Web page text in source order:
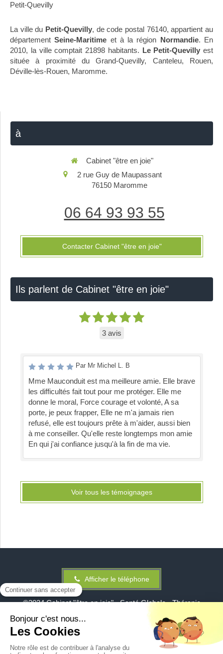
Petit-Quevilly
La ville du Petit-Quevilly, de code postal 76140, appartient au
départementSeine-Maritime et à la région Normandie. En
2010, la ville comptait 21898 habitants. Le Petit-Quevilly est
située à proximité du Grand-Quevilly, Canteleu, Rouen,
Déville-lès-Rouen, Maromme.
à
Cabinet "être en joie"
2 rue Guy de Maupassant
76150 Maromme
06 64 93 93 55
Contacter Cabinet "être en joie"
Ils parlent de Cabinet "être en joie"
3 avis
Par Mr Michel L. B
Mme Mauconduit est ma meilleure amie. Elle brave
les difficultés fait tout pour me protéger. Elle me
donne le moral, Force courage et volonté, A sa
porte, je peux frapper, Elle ne m'a jamais rien
refusé, elle est toujours prête à m'aider, aussi bien
à me conseiller. Qu'elle reste longtemps mon amie
En qui j'ai confiance jusqu'à la fin de ma vie.
Voir tous les témoignages
Afficher le téléphone
©2024 Cabinet "être en joie" - Santé Globale - Thérapie